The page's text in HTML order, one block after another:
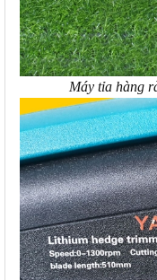
Máy tỉa hàng